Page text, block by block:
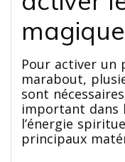
Pour activer un
marabout,
sont
important
l’énergie
principaux